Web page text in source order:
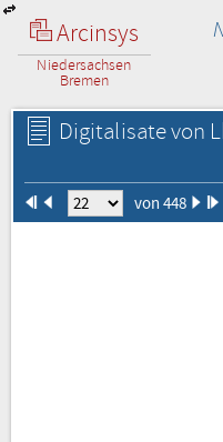
Arcinsys
Niedersachsen
Bremen
Digitalisate von
von 448